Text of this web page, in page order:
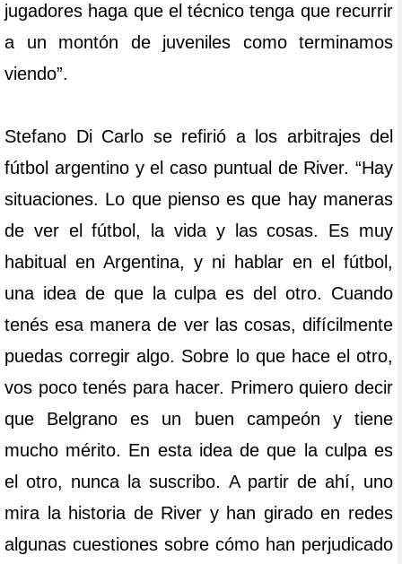
jugadores haga que el técnico tenga que recurrir
a un montón de juveniles como terminamos
viendo”.
Stefano Di Carlo se refirió a los arbitrajes del
fútbol argentino y el caso puntual de River. “Hay
situaciones. Lo que pienso es que hay maneras
de ver el fútbol, la vida y las cosas. Es muy
habitual en Argentina, y ni hablar en el fútbol,
una idea de que la culpa es del otro. Cuando
tenés esa manera de ver las cosas, difícilmente
puedas corregir algo. Sobre lo que hace el otro,
vos poco tenés para hacer. Primero quiero decir
que Belgrano es un buen campeón y tiene
mucho mérito. En esta idea de que la culpa es
el otro, nunca la suscribo. A partir de ahí, uno
mira la historia de River y han girado en redes
algunas cuestiones sobre cómo han perjudicado